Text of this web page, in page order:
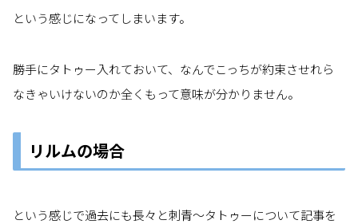
という感じになってしまいます。
勝手にタトゥー入れておいて、なんでこっちが約束させれら
なきゃいけないのか全くもって意味が分かりません。
リルムの場合
という感じで過去にも長々と刺青～タトゥーについて記事を